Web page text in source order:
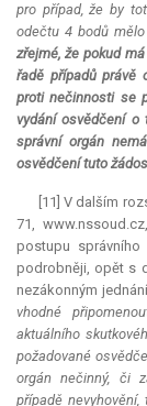
pro případ, že by
odečtu 4 bodů
zřejmé, že pokud
řadě případů právě
proti nečinnosti se
vydání osvědčení o
správní orgán
osvědčení tuto
[11] V dalším
71,
postupu
podrobněji, opět s
nezákonným
vhodné
aktuálního
požadované
orgán nečinný, či
případě